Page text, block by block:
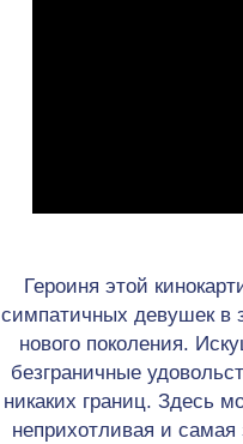
Героиня этой
симпатичных девушек в
нового поколения.
безграничные
никаких границ. Здесь
неприхотливая и самая